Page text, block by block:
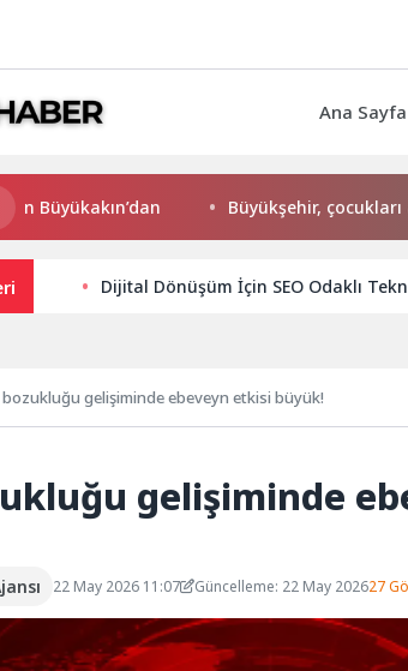
Ana Sayfa
Büyükşehir, çocukları afetlere
Dijital Dönüşüm İçin SEO Odaklı
bozukluğu gelişiminde ebeveyn etkisi büyük!
gelişiminde
22 May 2026 11:07 Güncelleme: 22 May 202627